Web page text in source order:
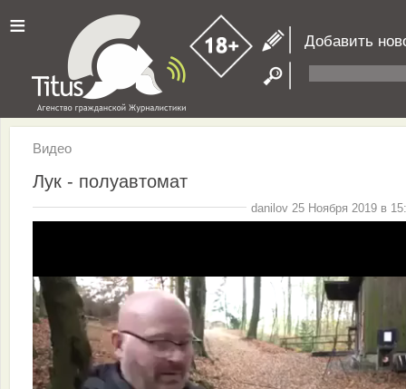
≡ Добавить
Видео
Лук - полуавтомат
danilov 25 Ноября 2019 в